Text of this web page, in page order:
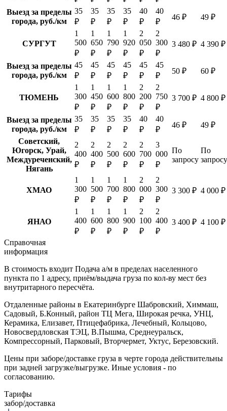
Выезд за пределы
города, руб./км
35
₽
35
₽
35
₽
35
₽
40
₽
40
₽
46 ₽ 49 ₽
СУРГУТ
1
500
₽
1
650
₽
1
790
₽
1
920
₽
2
050
₽
2
300
₽
3 480 ₽ 4 390 ₽
Выезд за пределы
города, руб./км
45
₽
45
₽
45
₽
45
₽
45
₽
45
₽
50 ₽ 60 ₽
ТЮМЕНЬ
1
300
₽
1
450
₽
1
600
₽
1
800
₽
2
200
₽
2
750
₽
3 700 ₽ 4 800 ₽
Выезд за пределы
города, руб./км
35
₽
35
₽
35
₽
35
₽
40
₽
40
₽
46 ₽
49 ₽
Советский,
Югорск, Урай,
Междуреченский,
Нягань
2
400
₽
2
400
₽
2
500
₽
2
600
₽
2
700
₽
3
000
₽
По
запросу
По
запросу
ХМАО
1
300
₽
1
500
₽
1
700
₽
1
800
₽
2
000
₽
2
300
₽
3 300 ₽ 4 000 ₽
ЯНАО
1
400
₽
1
600
₽
1
800
₽
1
900
₽
2
100
₽
2
400
₽
3 400 ₽ 4 100 ₽
Справочная
информация
В стоимость входит Подача а/м в пределах населенного
пункта по 1 адресу, приём/выдача груза по кол-ву мест без
внутритарного пересчёта.
Отдаленные районы в Екатеринбурге Шабровский, Химмаш,
Садовый, Б.Конный, район ТЦ Мега, Широкая речка, УНЦ,
Керамика, Елизавет, Птицефабрика, Лечебный, Кольцово,
Новосвердловская ТЭЦ, В.Пышма, Среднеуральск,
Компрессорный, Парковый, Вторчермет, Уктус, Березовский.
Цены при заборе/доставке груза в черте города действительны
при задней загрузке/выгрузке. Иные условия - по
согласованию.
Тарифы
забор/доставка